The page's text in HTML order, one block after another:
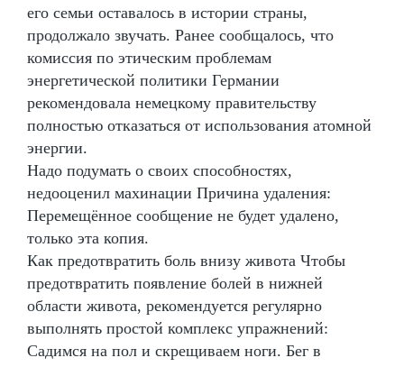
его семьи оставалось в истории страны,
продолжало звучать. Ранее сообщалось, что
комиссия по этическим проблемам
энергетической политики Германии
рекомендовала немецкому правительству
полностью отказаться от использования атомной
энергии.
Надо подумать о своих способностях,
недооценил махинации Причина удаления:
Перемещённое сообщение не будет удалено,
только эта копия.
Как предотвратить боль внизу живота Чтобы
предотвратить появление болей в нижней
области живота, рекомендуется регулярно
выполнять простой комплекс упражнений:
Садимся на пол и скрещиваем ноги. Бег в